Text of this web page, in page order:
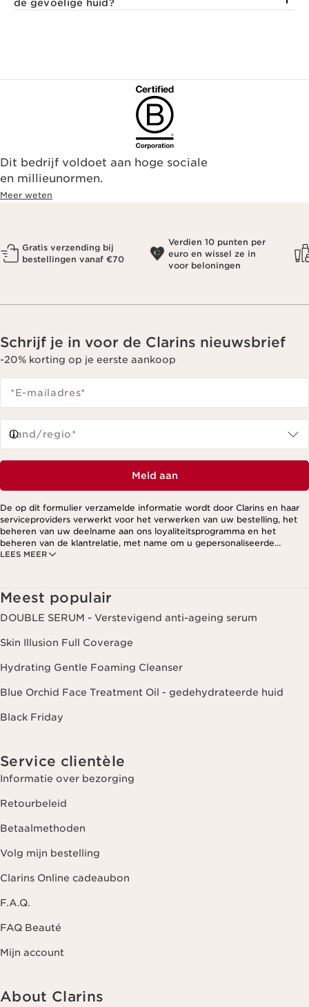
de gevoelige huid?
Dit bedrijf voldoet aan hoge sociale
en millieunormen.
Meer weten
Gratis verzending bij
bestellingen vanaf €70
Verdien 10 punten per
euro en wissel ze in
voor beloningen
Schrijf je in voor de Clarins nieuwsbrief
-20% korting op je eerste aankoop
*E-mailadres*
Land/regio*
Meld aan
LEES MEER
De op dit formulier verzamelde informatie wordt door Clarins en haar
serviceproviders verwerkt voor het verwerken van uw bestelling, het
beheren van uw deelname aan ons loyaliteitsprogramma en het
beheren van de klantrelatie, met name om u gepersonaliseerde
aanbiedingen te kunnen sturen op basis van uw eerdere aankopen en
Meest populair
DOUBLE SERUM - Verstevigend anti-ageing serum
Skin Illusion Full Coverage
Hydrating Gentle Foaming Cleanser
Blue Orchid Face Treatment Oil - gedehydrateerde huid
Black Friday
Service clientèle
Informatie over bezorging
Retourbeleid
Betaalmethoden
Volg mijn bestelling
Clarins Online cadeaubon
F.A.Q.
FAQ Beauté
Mijn account
About Clarins